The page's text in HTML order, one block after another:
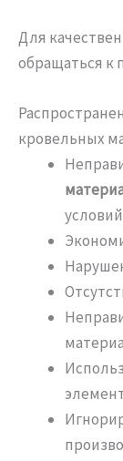
Для
обращаться к
кровельных